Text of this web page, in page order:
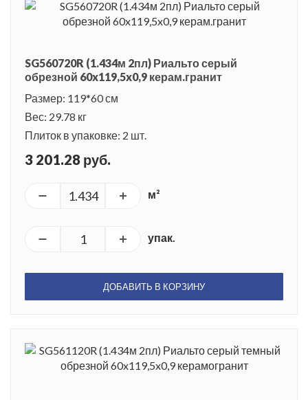
SG560720R (1.434м 2пл) Риальто серый
обрезной 60x119,5x0,9 керам.гранит
Размер: 119*60 см
Вес: 29.78 кг
Плиток в упаковке: 2 шт.
3 201.28 руб.
м²
упак.
ДОБАВИТЬ В КОРЗИНУ